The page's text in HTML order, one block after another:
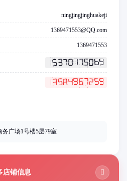
ningjingjinghuakeji
1369471553@QQ.com
1369471553
广场1号楼5层79室
店铺信息